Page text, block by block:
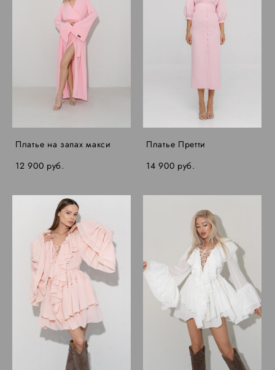
Платье на запах макси
12 900 pуб.
Платье Претти
14 900 pуб.